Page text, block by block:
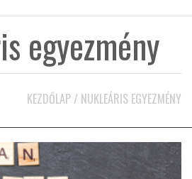
egyezmény
KEZDŐLAP / NUKLEÁRIS EGYEZMÉNY